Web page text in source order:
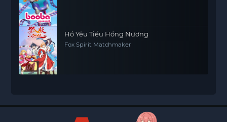
Hồ Yêu Tiểu Hồng Nương
Fox Spirit Matchmaker